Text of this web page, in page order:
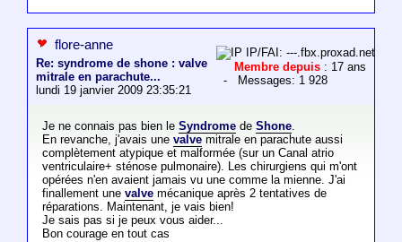
flore-anne
Re: syndrome de shone : valve
mitrale en parachute...
lundi 19 janvier 2009 23:35:21
IP/FAI: ---.fbx.proxad.net
Membre depuis : 17 ans
- Messages: 1 928
Je ne connais pas bien le Syndromede Shone.
En revanche, j'avais une valvemitrale en parachute aussi
complètement atypique et malformée (sur un Canal atrio
ventriculaire+ sténose pulmonaire). Les chirurgiens qui m'ont
opérées n'en avaient jamais vu une comme la mienne. J'ai
finallement une valvemécanique après 2 tentatives de
réparations. Maintenant, je vais bien!
Je sais pas si je peux vous aider...
Bon courage en tout cas